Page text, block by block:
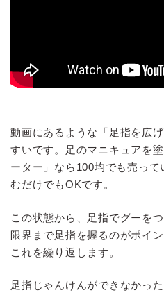
動画にあるような「足指を広
すいです。足のマニキュアを
ーター」なら100均でも売っ
むだけでもOKです。
この状態から、足指でグーを
限界まで足指を握るのがポイ
これを繰り返します。
足指じゃんけんができなかっ